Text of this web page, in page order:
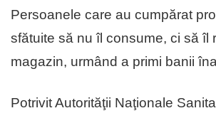
Persoanele care au cumpărat
sfătuite să nu îl consume, ci să îl
magazin, urmând a primi banii
Potrivit Autorităţii Naţionale